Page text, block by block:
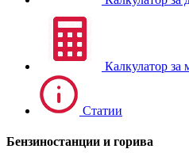
Калкулатор за
Статии
Бензиностанции и горива